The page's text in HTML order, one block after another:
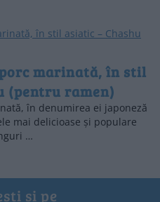
marinată, în stil
(pentru ramen)
în denumirea ei japoneză
mai delicioase și populare
…
si pe